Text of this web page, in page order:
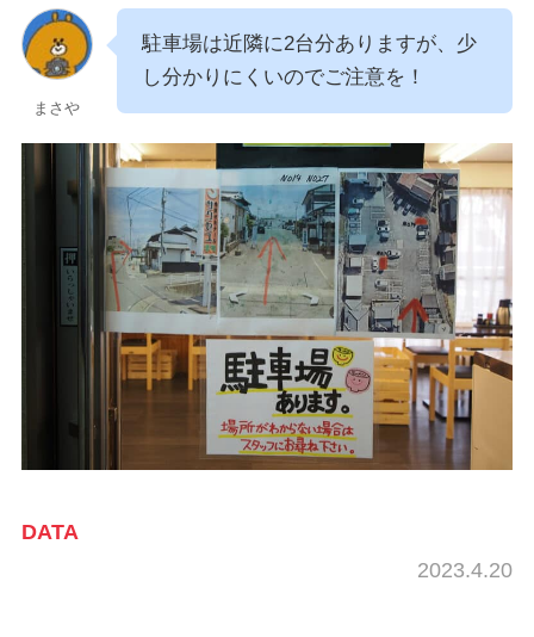
まさや
駐車場は近隣に2台分ありますが、少
し分かりにくいのでご注意を！
DATA
2023.4.20